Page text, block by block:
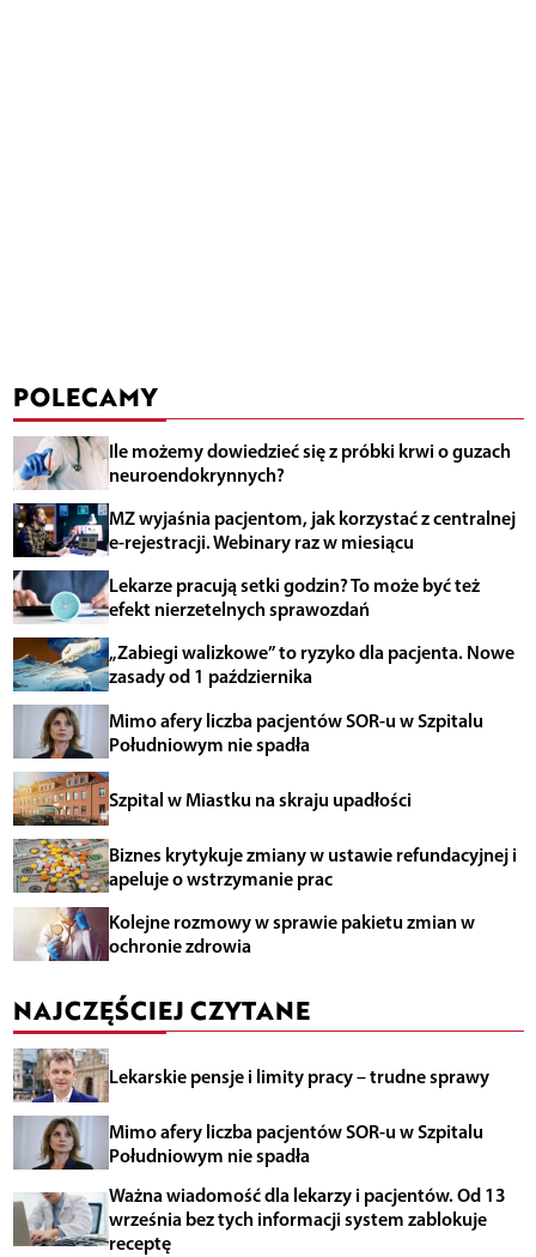
POLECAMY
Ile możemy dowiedzieć się z próbki krwi o guzach
neuroendokrynnych?
MZ wyjaśnia pacjentom, jak korzystać z centralnej
e-rejestracji. Webinary raz w miesiącu
Lekarze pracują setki godzin? To może być też
efekt nierzetelnych sprawozdań
„Zabiegi walizkowe” to ryzyko dla pacjenta. Nowe
zasady od 1 października
Mimo afery liczba pacjentów SOR-u w Szpitalu
Południowym nie spadła
Szpital w Miastku na skraju upadłości
Biznes krytykuje zmiany w ustawie refundacyjnej i
apeluje o wstrzymanie prac
Kolejne rozmowy w sprawie pakietu zmian w
ochronie zdrowia
NAJCZĘŚCIEJ CZYTANE
Lekarskie pensje i limity pracy – trudne sprawy
Mimo afery liczba pacjentów SOR-u w Szpitalu
Południowym nie spadła
Ważna wiadomość dla lekarzy i pacjentów. Od 13
września bez tych informacji system zablokuje
receptę